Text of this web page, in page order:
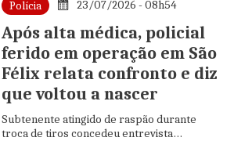
Polícia 23/07/2026 - 08h54
Após alta médica, policial
ferido em operação em São
Félix relata confronto e diz
que voltou a nascer
Subtenente atingido de raspão durante
troca de tiros concedeu entrevista